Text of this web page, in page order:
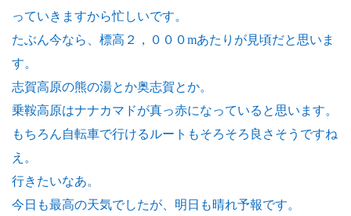
っていきますから忙しいです。
たぶん今なら、標高２，０００mあたりが見頃だと思いま
す。
志賀高原の熊の湯とか奥志賀とか。
乗鞍高原はナナカマドが真っ赤になっていると思います。
もちろん自転車で行けるルートもそろそろ良さそうですね
え。
行きたいなあ。
今日も最高の天気でしたが、明日も晴れ予報です。